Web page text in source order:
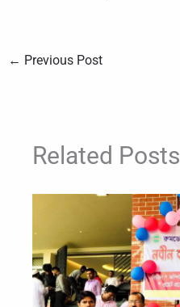
← Previous Post
Related Posts